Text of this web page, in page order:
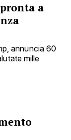
a
annuncia 60
mille